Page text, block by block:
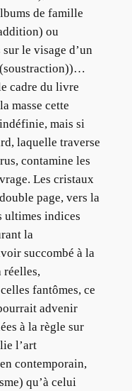
de famille
ou
le visage d’un
cadre du livre
masse cette
mais si
laquelle traverse
contamine les
Les cristaux
page, vers la
ultimes indices
la
succombé à la
réelles,
fantômes, ce
advenir
à la règle sur
l’art
contemporain,
qu’à celui